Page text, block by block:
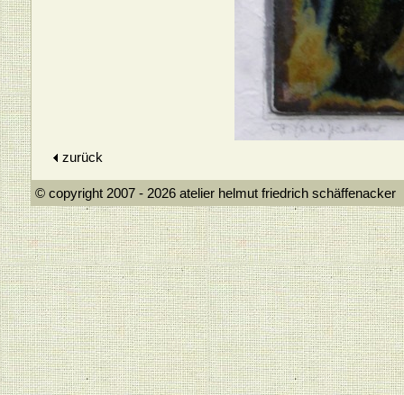
zurück
© copyright 2007 - 2026 atelier helmut